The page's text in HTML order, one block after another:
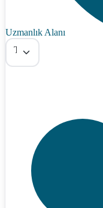
Uzmanlık Alanı
Tümü